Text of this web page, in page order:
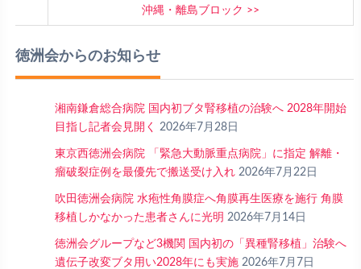
沖縄・離島ブロック
徳洲会からのお知らせ
湘南鎌倉総合病院 国内初ブタ腎移植の治験へ 2028年開始
目指し記者会見開く
2026年7月28日
東京西徳洲会病院 「緊急大動脈重点病院」に指定 解離・
瘤破裂症例を最優先で搬送受け入れ 2026年7月22日
吹田徳洲会病院 水疱性角膜症へ角膜再生医療を施行 角膜
移植しかなかった患者さんに光明 2026年7月14日
徳洲会グループなど3機関 国内初の「異種腎移植」治験へ
遺伝子改変ブタ用い2028年にも実施 2026年7月7日